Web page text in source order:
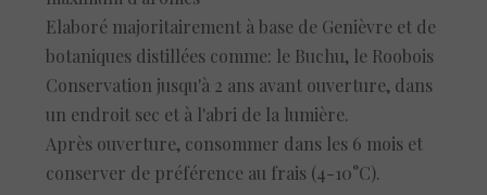
Elaboré majoritairement à base de Genièvre et de
botaniques distillées comme: le Buchu, le Roobois
Conservation jusqu'à 2 ans avant ouverture, dans
un endroit sec et à l'abri de la lumière.
Après ouverture, consommer dans les 6 mois et
conserver de préférence au frais (4-10°C).